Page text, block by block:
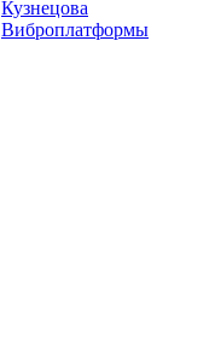
Кузнецова
Виброплатформы